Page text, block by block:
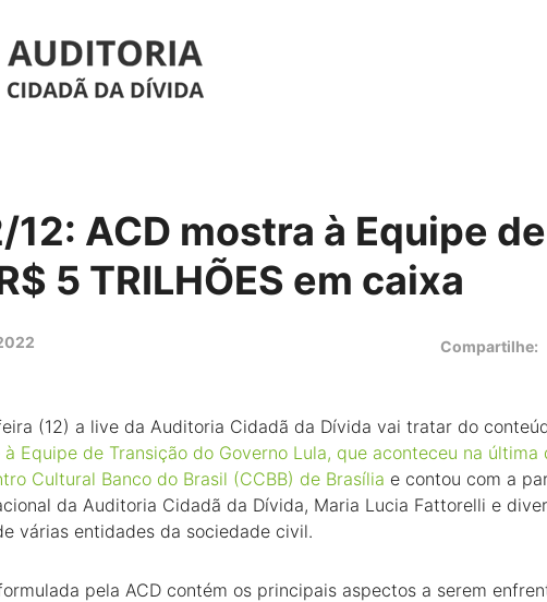
12: ACD mostra à Equipe
5 TRILHÕES em caixa
Compartilhe:
(12) a live da Auditoria Cidadã da Dívida vai tratar do
Equipe de Transição do Governo Lula, que aconteceu na última
Cultural Banco do Brasil (CCBB) de Brasília e contou com a
da Auditoria Cidadã da Dívida, Maria Lucia Fattorelli e
várias entidades da sociedade civil.
pela ACD contém os principais aspectos a serem